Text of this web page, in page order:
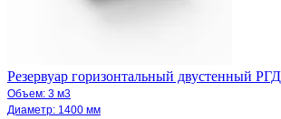
Резервуар горизонтальный двустенный
Объем: 3 м3
Диаметр: 1400 мм